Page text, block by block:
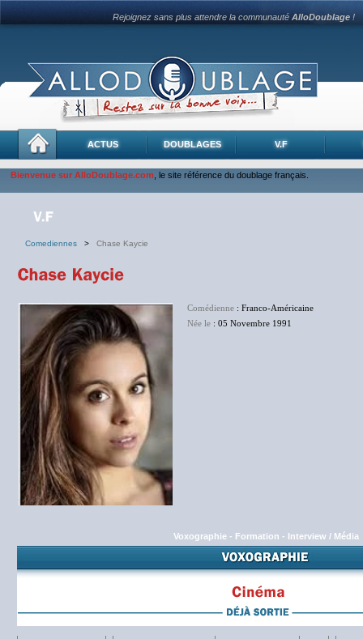
Rejoignez sans plus attendre la communautéAlloDoublage !
ACTUS DOUBLAGES V.F
Bienvenue sur AlloDoublage.com , le site référence du doublage français.
Comediennes > Chase Kaycie
Comédienne : Franco-Américaine
Née le : 05 Novembre 1991
Voxographie - Formation - Interview / Média